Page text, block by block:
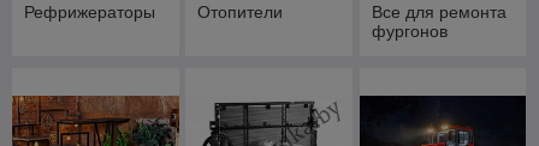
Рефрижераторы Отопители
Все для ремонта
фургонов